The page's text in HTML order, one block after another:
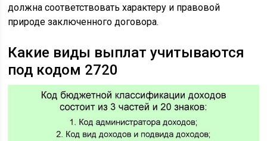
должна соответствовать характеру и правовой
природе заключенного договора.
Какие виды выплат учитываются
под кодом 2720